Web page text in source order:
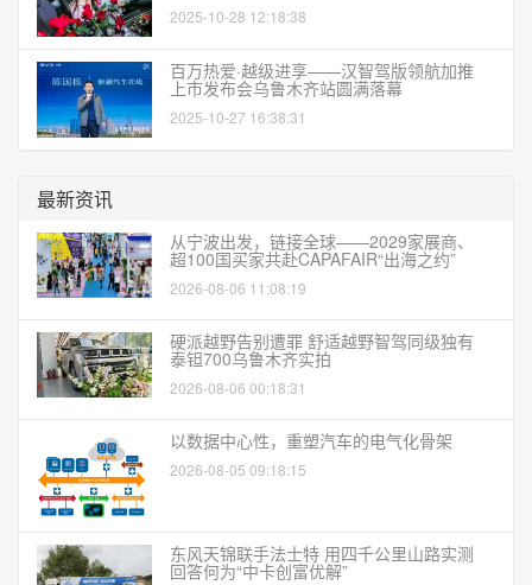
2025-10-28 12:18:38
百万热爱·越级进享——汉智驾版领航加推
上市发布会乌鲁木齐站圆满落幕
2025-10-27 16:38:31
最新资讯
从宁波出发，链接全球——2029家展商、
超100国买家共赴CAPAFAIR“出海之约”
2026-08-06 11:08:19
硬派越野告别遭罪 舒适越野智驾同级独有
泰钽700乌鲁木齐实拍
2026-08-06 00:18:31
以数据中心性，重塑汽车的电气化骨架
2026-08-05 09:18:15
东风天锦联手法士特 用四千公里山路实测
回答何为“中卡创富优解”